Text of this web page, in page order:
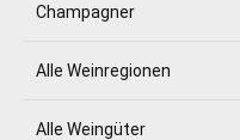
Champagner
Alle Weinregionen
Alle Weingüter